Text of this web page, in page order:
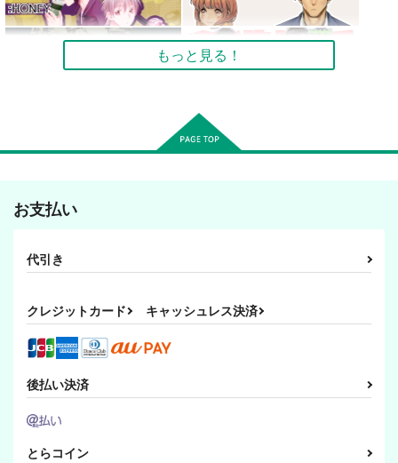
もっと見る！
お支払い
代引き
クレジットカード キャッシュレス決済
後払い決済
とらコイン